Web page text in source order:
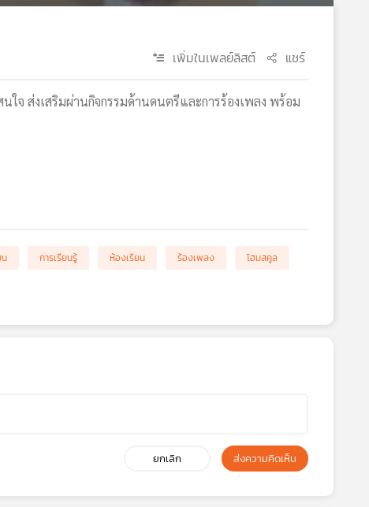
เพิ่มในเพลย์ลิสต์ แชร์
จ ส่งเสริมผ่านกิจกรรมด้านดนตรีและการร้องเพลง พร้อม
น การเรียนรู้ ห้องเรียน ร้องเพลง
โฮมสคูล
ยกเลิก ส่งความคิดเห็น